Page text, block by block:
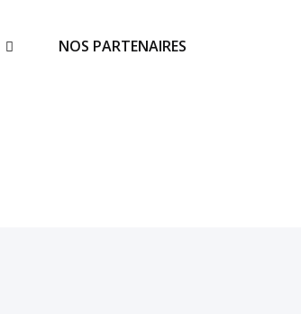
NOS PARTENAIRES